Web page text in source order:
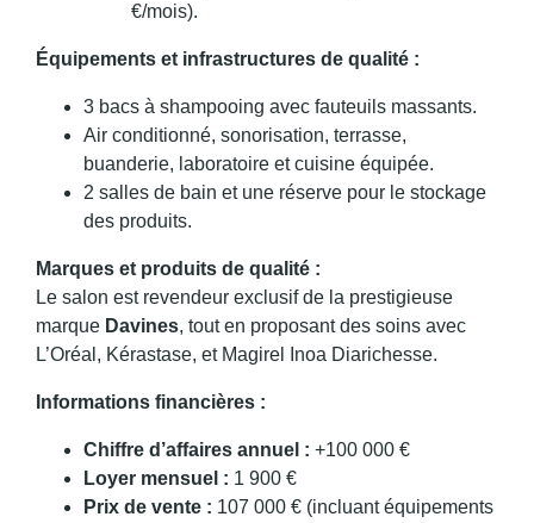
€/mois).
Équipements et infrastructures de qualité :
3 bacs à shampooing avec fauteuils massants.
Air conditionné, sonorisation, terrasse,
buanderie, laboratoire et cuisine équipée.
2 salles de bain et une réserve pour le stockage
des produits.
Marques et produits de qualité :
Le salon est revendeur exclusif de la prestigieuse
marque Davines, tout en proposant des soins avec
L’Oréal, Kérastase, et Magirel Inoa Diarichesse.
Informations financières :
Chiffre d’affaires annuel : +100 000 €
Loyer mensuel : 1 900 €
Prix de vente : 107 000 € (incluant équipements